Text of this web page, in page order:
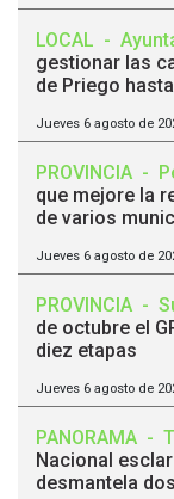
LOCAL -
gestionar las
de Priego
Jueves 6 agosto de
PROVINCIA -
que mejore la
de varios
Jueves 6 agosto de
PROVINCIA -
de octubre el
diez etapas
Jueves 6 agosto de
PANORAMA -
Nacional
desmantela